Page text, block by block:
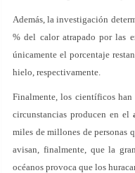
Además, la investigación
% del calor atrapado por las
únicamente el porcentaje
hielo, respectivamente.
Finalmente, los científicos han
circunstancias producen en el
miles de millones de personas
avisan, finalmente, que la
océanos provoca que los